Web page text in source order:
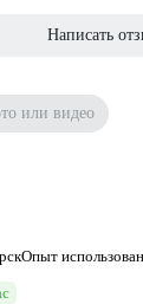
Написать
или видео
Опыт